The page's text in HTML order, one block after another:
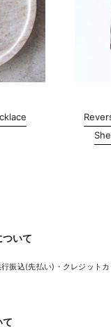
ついて
振込(先払い)・クレジット
て